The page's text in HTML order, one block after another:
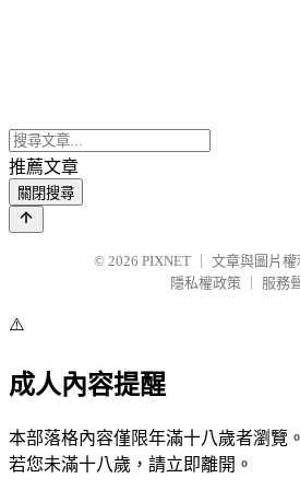
推薦文章
關閉搜尋
© 2026 PIXNET
文章與圖片
隱私權政策
服務
⚠️
成人內容提醒
本部落格內容僅限年滿十八歲者瀏覽。
若您未滿十八歲，請立即離開。